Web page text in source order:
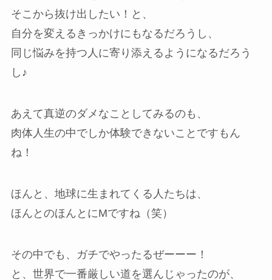
そこから抜け出したい！と、
自分を変えるきっかけにもなるだろうし、
同じ悩みを持つ人に寄り添えるようになるだろう
し♪
あえて真逆のダメなことしてみるのも、
肉体人生の中でしか体験できないことですもん
ね！
ほんと、地球に生まれてくる人たちは、
ほんとのほんとにMですね（笑）
その中でも、ガチでやったるぜーーー！
と、世界で一番厳しい道を選んじゃったのが、